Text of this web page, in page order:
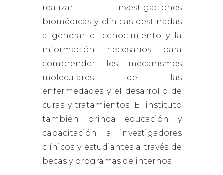
realizar investigaciones
biomédicas y clínicas destinadas
a generar el conocimiento y la
información necesarios para
comprender los mecanismos
moleculares de las
enfermedades y el desarrollo de
curas y tratamientos. El instituto
también brinda educación y
capacitación a investigadores
clínicos y estudiantes a través de
becas y programas de internos.